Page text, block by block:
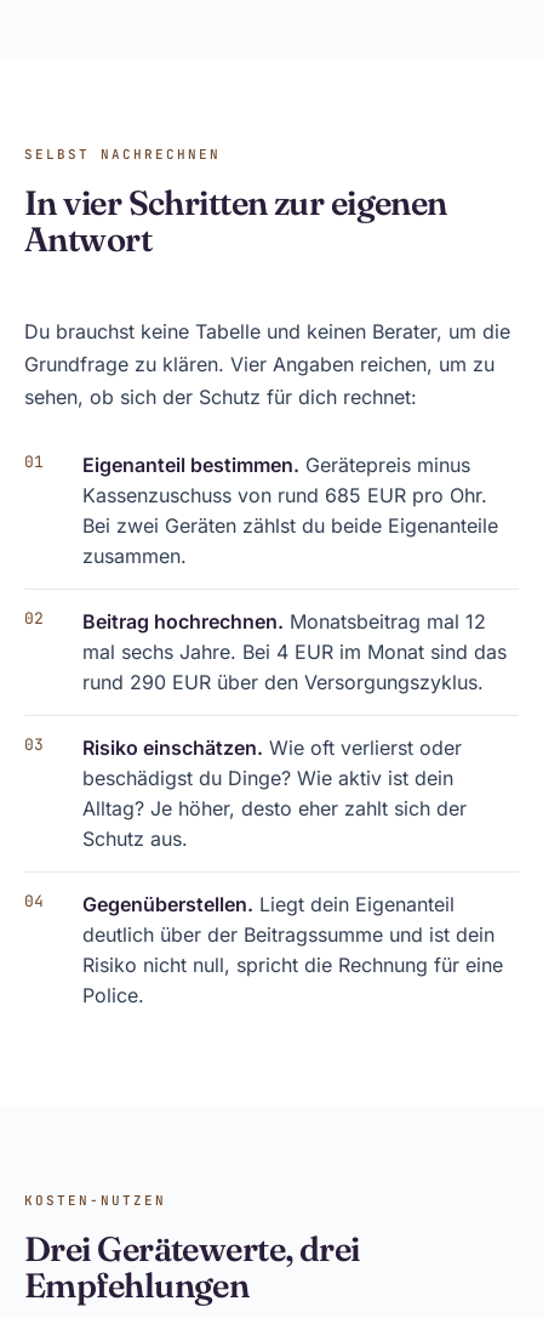
SELBST NACHRECHNEN
In vier Schritten zur eigenen
Antwort
Du brauchst keine Tabelle und keinen Berater, um die
Grundfrage zu klären. Vier Angaben reichen, um zu
sehen, ob sich der Schutz für dich rechnet:
Eigenanteil bestimmen. Gerätepreis minus
Kassenzuschuss von rund 685 EUR pro Ohr.
Bei zwei Geräten zählst du beide Eigenanteile
zusammen.
Beitrag hochrechnen. Monatsbeitrag mal 12
mal sechs Jahre. Bei 4 EUR im Monat sind das
rund 290 EUR über den Versorgungszyklus.
Risiko einschätzen. Wie oft verlierst oder
beschädigst du Dinge? Wie aktiv ist dein
Alltag? Je höher, desto eher zahlt sich der
Schutz aus.
Gegenüberstellen. Liegt dein Eigenanteil
deutlich über der Beitragssumme und ist dein
Risiko nicht null, spricht die Rechnung für eine
Police.
KOSTEN-NUTZEN
Drei Gerätewerte, drei
Empfehlungen